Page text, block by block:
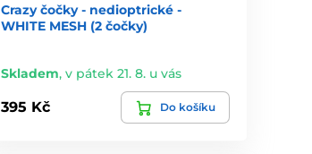
Crazy čočky - nedioptrické -
WHITE MESH (2 čočky)
Skladem,v pátek 21. 8. u vás
395 Kč Do košíku